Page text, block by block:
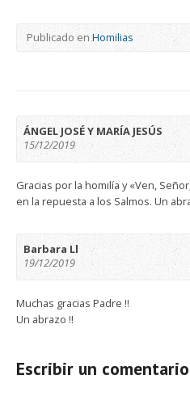
Publicado enHomilias
ÁNGEL JOSÉ Y MARÍA JESÚS
15/12/2019
Gracias por la homilía y «Ven,
en la repuesta a los Salmos. Un
Barbara Ll
19/12/2019
Muchas gracias Padre !!
Un abrazo !!
Escribir un comentario